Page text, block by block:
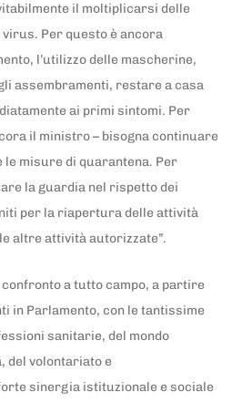
il moltiplicarsi delle
virus. Per questo è ancora
l’utilizzo delle mascherine,
assembramenti, restare a casa
ai primi sintomi. Per
il ministro – bisogna continuare
misure di quarantena. Per
la guardia nel rispetto dei
per la riapertura delle attività
altre attività autorizzate”.
confronto a tutto campo, a partire
in Parlamento, con le tantissime
sanitarie, del mondo
del volontariato e
sinergia istituzionale e sociale